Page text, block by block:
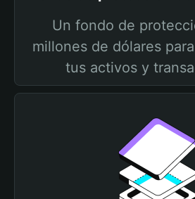
Un fondo de
millones de dólares
tus activos y